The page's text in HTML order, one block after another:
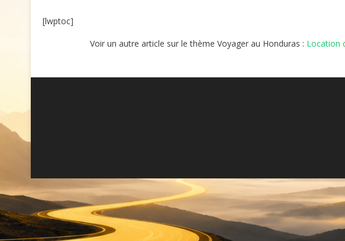
[lwptoc]
Voir un autre article sur le thème Voyager au Honduras : Location